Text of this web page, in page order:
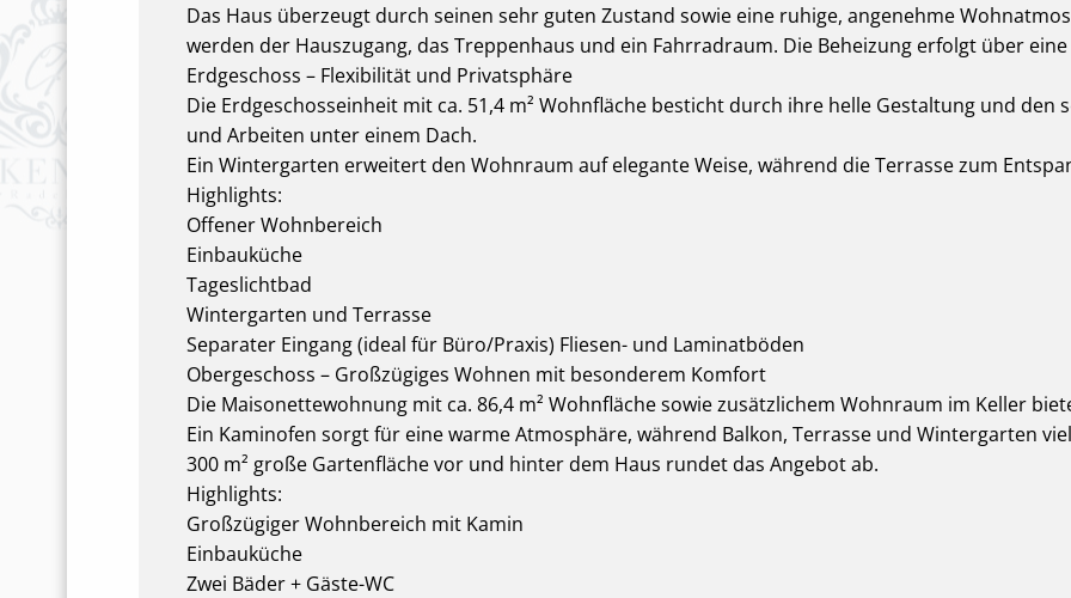
Das Haus überzeugt durch seinen sehr guten Zustand sowie eine ruhige, angenehme
werden der Hauszugang, das Treppenhaus und ein Fahrradraum. Die Beheizung erfolgt über
Erdgeschoss – Flexibilität und Privatsphäre
Die Erdgeschosseinheit mit ca. 51,4 m² Wohnfläche besticht durch ihre helle Gestaltung und den
und Arbeiten unter einem Dach.
Ein Wintergarten erweitert den Wohnraum auf elegante Weise, während die Terrasse zum
Highlights:
Offener Wohnbereich
Einbauküche
Tageslichtbad
Wintergarten und Terrasse
Separater Eingang (ideal für Büro/Praxis) Fliesen- und Laminatböden
Obergeschoss – Großzügiges Wohnen mit besonderem Komfort
Die Maisonettewohnung mit ca. 86,4 m² Wohnfläche sowie zusätzlichem Wohnraum im Keller
Ein Kaminofen sorgt für eine warme Atmosphäre, während Balkon, Terrasse und Wintergarten
300 m² große Gartenfläche vor und hinter dem Haus rundet das Angebot ab.
Highlights:
Großzügiger Wohnbereich mit Kamin
Einbauküche
Zwei Bäder + Gäste-WC